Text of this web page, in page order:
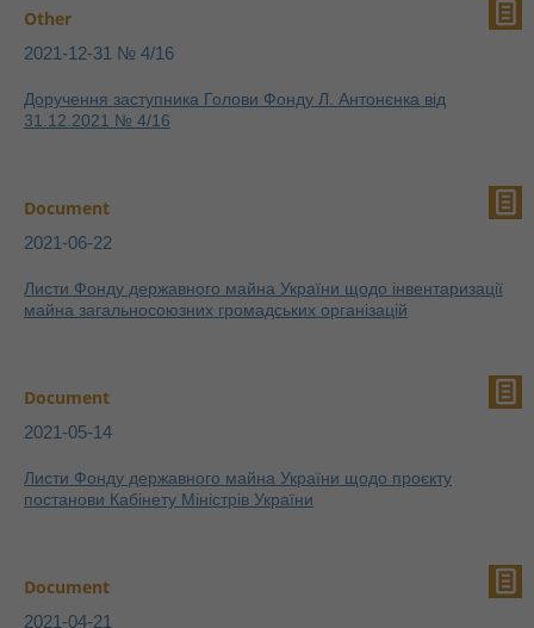
Other
2021-12-31 № 4/16
Доручення заступника Голови Фонду Л. Антонєнка від
31.12.2021 № 4/16
Document
2021-06-22
Листи Фонду державного майна України щодо інвентаризації
майна загальносоюзних громадських організацій
Document
2021-05-14
Листи Фонду державного майна України щодо проєкту
постанови Кабінету Міністрів України
Document
2021-04-21